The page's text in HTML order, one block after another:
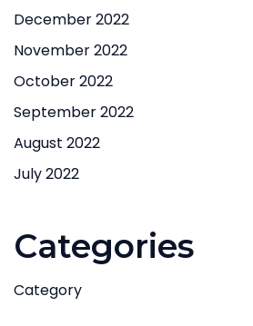
December 2022
November 2022
October 2022
September 2022
August 2022
July 2022
Categories
Category